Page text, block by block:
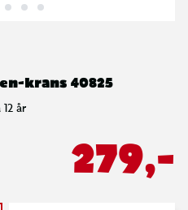
krans 40825
12 år
279,-